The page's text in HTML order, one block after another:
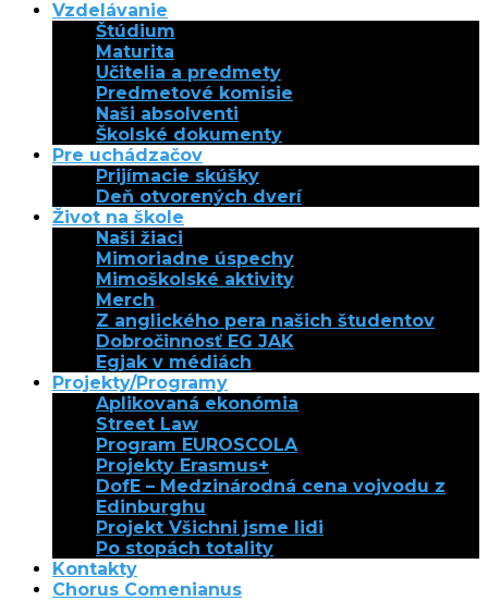
Vzdelávanie
Štúdium
Maturita
Učitelia a predmety
Predmetové komisie
Naši absolventi
Školské dokumenty
Pre uchádzačov
Prijímacie skúšky
Deň otvorených dverí
Život na škole
Naši žiaci
Mimoriadne úspechy
Mimoškolské aktivity
Merch
Z anglického pera našich študentov
Dobročinnosť EG JAK
Egjak v médiách
Projekty/Programy
Aplikovaná ekonómia
Street Law
Program EUROSCOLA
Projekty Erasmus+
DofE – Medzinárodná cena vojvodu z
Edinburghu
Projekt Všichni jsme lidi
Po stopách totality
Kontakty
Chorus Comenianus